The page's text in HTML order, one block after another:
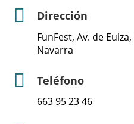
Dirección
FunFest, Av. de
Navarra
Teléfono
663 95 23 46